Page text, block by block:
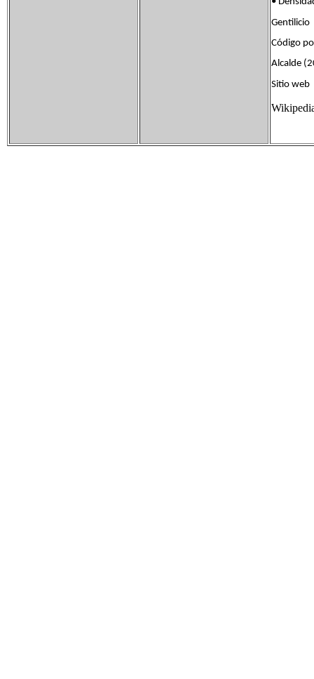
Código
Alcalde
Sitio